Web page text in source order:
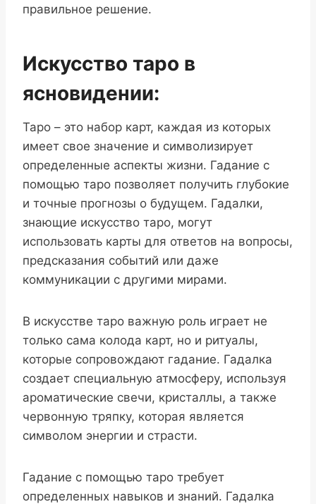
правильное решение.
Искусство таро в
ясновидении:
Таро – это набор карт, каждая из которых
имеет свое значение и символизирует
определенные аспекты жизни. Гадание с
помощью таро позволяет получить глубокие
и точные прогнозы о будущем. Гадалки,
знающие искусство таро, могут
использовать карты для ответов на вопросы,
предсказания событий или даже
коммуникации с другими мирами.
В искусстве таро важную роль играет не
только сама колода карт, но и ритуалы,
которые сопровождают гадание. Гадалка
создает специальную атмосферу, используя
ароматические свечи, кристаллы, а также
червонную тряпку, которая является
символом энергии и страсти.
Гадание с помощью таро требует
определенных навыков и знаний. Гадалка